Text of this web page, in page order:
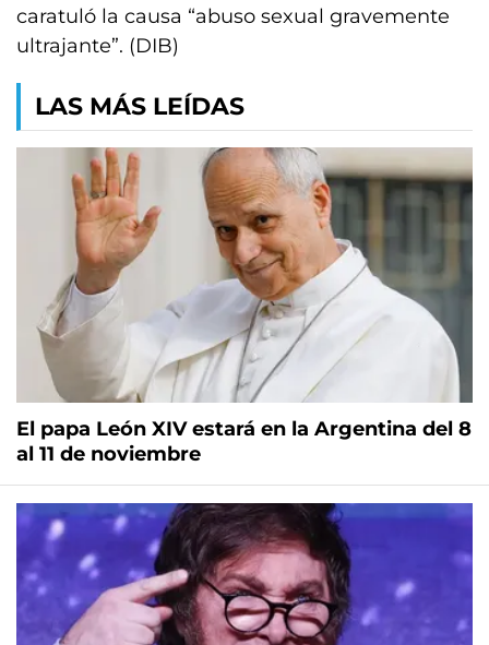
caratuló la causa “abuso sexual gravemente
ultrajante”. (DIB)
LAS MÁS LEÍDAS
El papa León XIV estará en la Argentina del 8
al 11 de noviembre